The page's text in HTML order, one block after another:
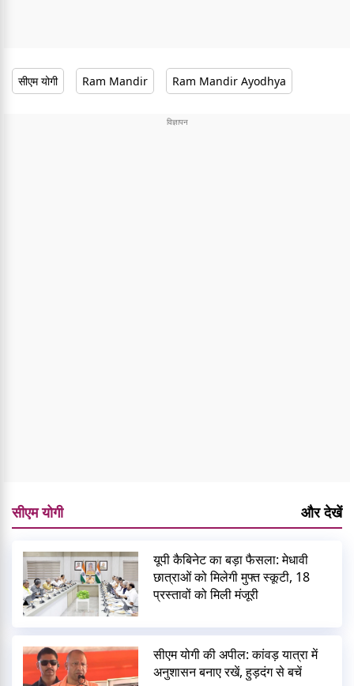
सीएम योगी Ram Mandir Ram Mandir Ayodhya
सीएम योगी और देखें
यूपी कैबिनेट का बड़ा फैसला: मेधावी
छात्राओं को मिलेगी मुफ्त स्कूटी, 18
प्रस्तावों को मिली मंजूरी
सीएम योगी की अपील: कांवड़ यात्रा में
अनुशासन बनाए रखें, हुड़दंग से बचें